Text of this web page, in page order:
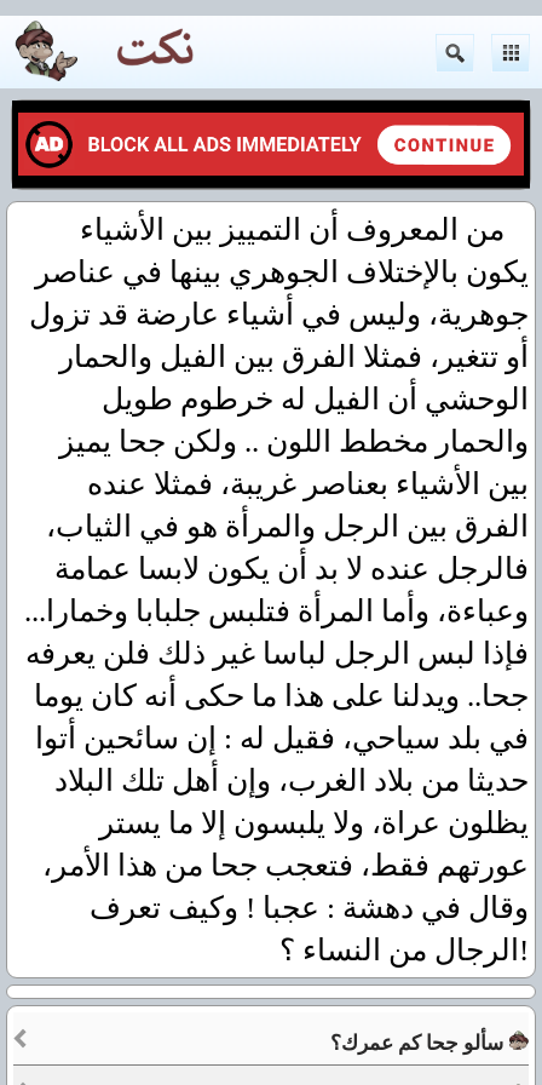
من المعروف أن التمييز بين الأشياء
يكون بالإختلاف الجوهري بينها في عناصر
جوهرية، وليس في أشياء عارضة قد تزول
أو تتغير، فمثلا الفرق بين الفيل والحمار
الوحشي أن الفيل له خرطوم طويل
والحمار مخطط اللون .. ولكن جحا يميز
بين الأشياء بعناصر غريبة، فمثلا عنده
الفرق بين الرجل والمرأة هو في الثياب،
فالرجل عنده لا بد أن يكون لابسا عمامة
وعباءة، وأما المرأة فتلبس جلبابا وخمارا...
فإذا لبس الرجل لباسا غير ذلك فلن يعرفه
جحا.. ويدلنا على هذا ما حكى أنه كان يوما
في بلد سياحي، فقيل له : إن سائحين أتوا
حديثا من بلاد الغرب، وإن أهل تلك البلاد
يظلون عراة، ولا يلبسون إلا ما يستر
عورتهم فقط، فتعجب جحا من هذا الأمر،
وقال في دهشة : عجبا ! وكيف تعرف
الرجال من النساء ؟!
سألو جحا كم عمرك؟